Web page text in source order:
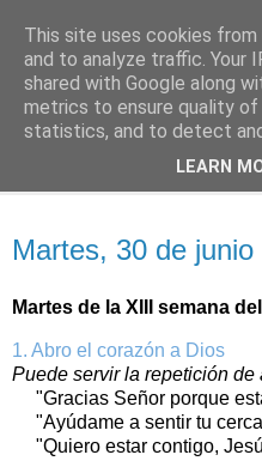
Oración
con el Evangelio de cada día
Martes, 30 de junio
Martes de la XIII semana
1. Abro el corazón a Dios
Puede servir la repetición
"Gracias Señor porque
"Ayúdame a sentir tu
"Quiero estar contigo,
This site uses cookies
and to analyze traffic. Your
shared with Google along
metrics to ensure quality of
statistics, and to detect
LEARN